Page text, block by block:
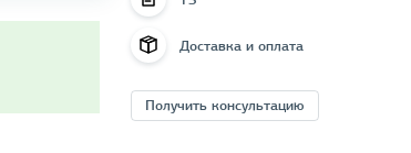
Доставка и оплата
Получить консультацию